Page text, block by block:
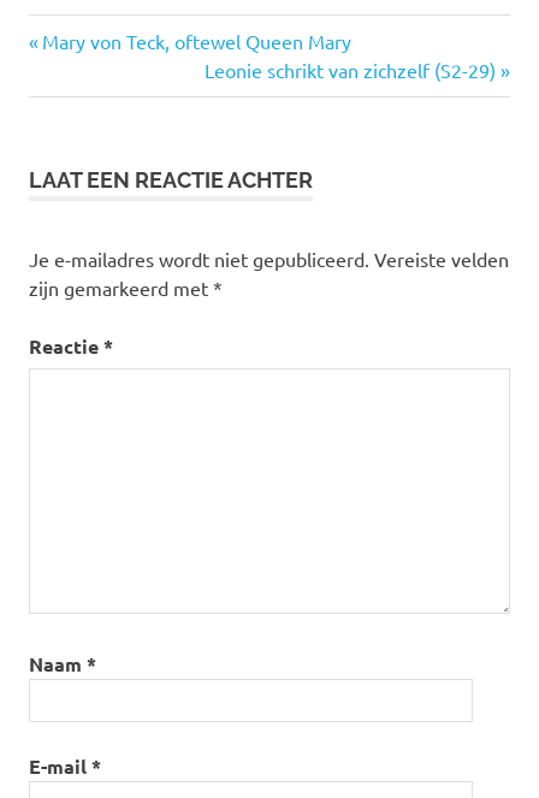
Bericht
navigatie
Vorige
Mary von Teck, oftewel Queen Mary
Volgende
bericht:
Leonie schrikt van zichzelf (S2-29)
LAAT EEN REACTIE ACHTER
Je e-mailadres wordt niet gepubliceerd. Vereiste velden
zijn gemarkeerd met *
Reactie*
Naam *
E-mail*